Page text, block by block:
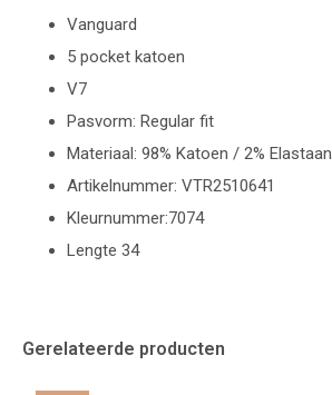
Vanguard
5 pocket katoen
V7
Pasvorm: Regular fit
Materiaal: 98% Katoen / 2% Elastaan
Artikelnummer: VTR2510641
Kleurnummer:7074
Lengte 34
Gerelateerde producten